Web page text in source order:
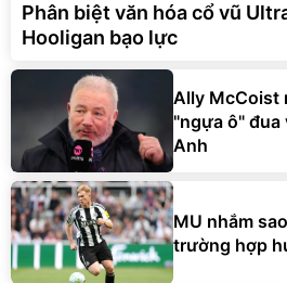
Phân biệt văn hóa cổ vũ
Hooligan bạo lực
Ally McCoist
"ngựa ô" đua
Anh
MU nhắm
trường hợp